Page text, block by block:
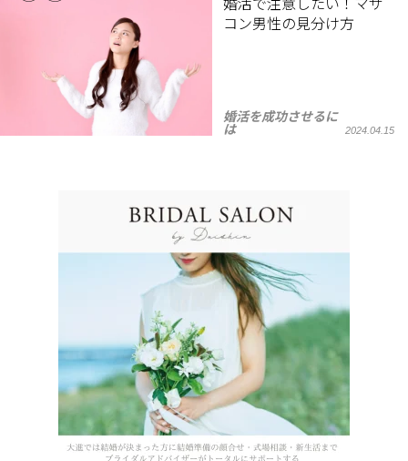
婚活で注意したい！マザ
コン男性の見分け方
婚活を成功させるに
は
2024.04.15